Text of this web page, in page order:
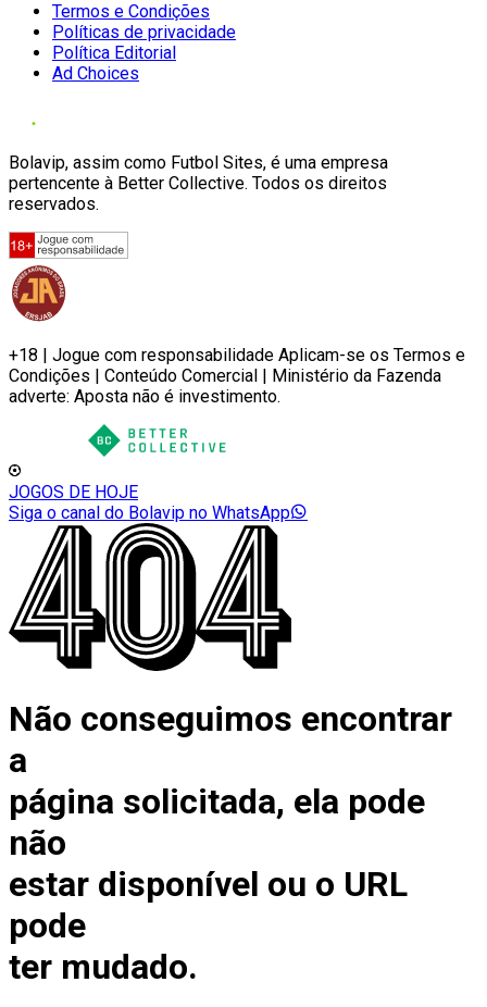
Termos e Condições
Políticas de privacidade
Política Editorial
Ad Choices
Bolavip, assim como Futbol Sites, é uma empresa
pertencente à Better Collective. Todos os direitos
reservados.
+18 | Jogue com responsabilidade Aplicam-se os Termos e
Condições | Conteúdo Comercial | Ministério da Fazenda
adverte: Aposta não é investimento.
JOGOS DE HOJE
Siga o canal do Bolavip no WhatsApp
Não conseguimos encontrar
a
página solicitada, ela pode
não
estar disponível ou o URL
pode
ter mudado.